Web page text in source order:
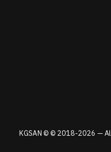
KGSAN © © 2018-2026 —